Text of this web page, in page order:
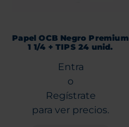
Papel OCB Negro Premium
1 1/4 + TIPS 24 unid.
Entra
o
Regístrate
para ver precios.